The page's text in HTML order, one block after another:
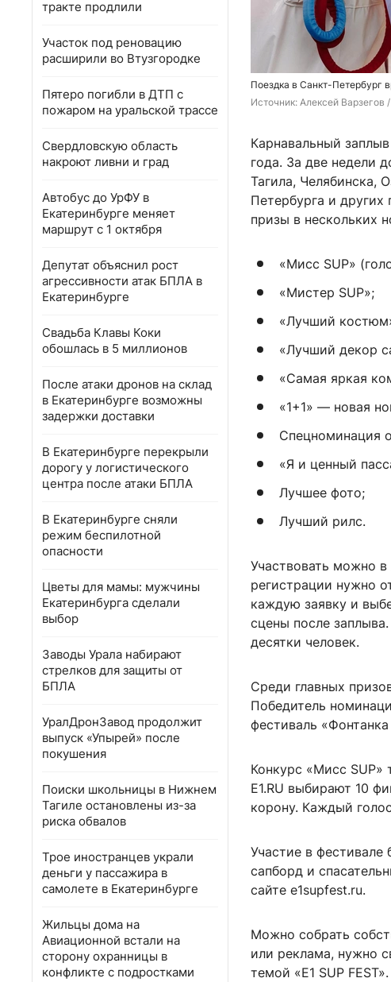
тракте продлили
Участок под реновацию
расширили во Втузгородке
Пятеро погибли в ДТП с
пожаром на уральской трассе
Свердловскую область
накроют ливни и град
Автобус до УрФУ в
Екатеринбурге меняет
маршрут с 1 октября
Депутат объяснил рост
агрессивности атак БПЛА в
Екатеринбурге
Свадьба Клавы Коки
обошлась в 5 миллионов
После атаки дронов на склад
в Екатеринбурге возможны
задержки доставки
В Екатеринбурге перекрыли
дорогу у логистического
центра после атаки БПЛА
В Екатеринбурге сняли
режим беспилотной
опасности
Цветы для мамы: мужчины
Екатеринбурга сделали
выбор
Заводы Урала набирают
стрелков для защиты от
БПЛА
УралДронЗавод продолжит
выпуск «Упырей» после
покушения
Поиски школьницы в Нижнем
Тагиле остановлены из-за
риска обвалов
Трое иностранцев украли
деньги у пассажира в
самолете в Екатеринбурге
Жильцы дома на
Авиационной встали на
сторону охранницы в
конфликте с подростками
Поездка в Санкт-Петербург
Источник: Алексей Варзегов /
Карнавальный
года. За две недели
Тагила, Челябинска,
Петербурга и других
призы в нескольких
«Мисс SUP»
«Мистер SUP»;
«Лучший
«Лучший декор
«Самая яркая
«1+1» — новая
Спецноминация
«Я и ценный
Лучшее фото;
Лучший рилс.
Участвовать можно
регистрации нужно
каждую заявку и
сцены после
десятки человек.
Среди главных
Победитель
фестиваль «Фонтанка
Конкурс «Мисс SUP»
E1.RU выбирают 10
корону. Каждый
Участие в
сапборд и
сайте e1supfest.ru.
Можно собрать
или реклама, нужно
темой «E1 SUP